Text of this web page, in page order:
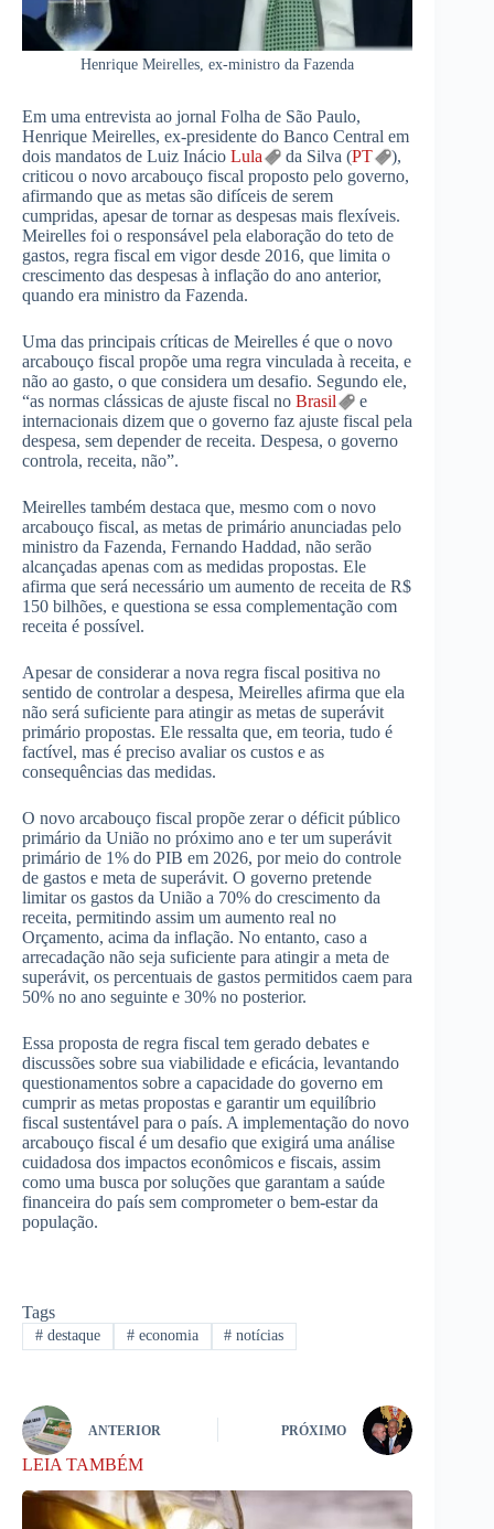
Henrique Meirelles, ex-ministro da Fazenda
Em uma entrevista ao jornal Folha de São Paulo,
Henrique Meirelles, ex-presidente do Banco Central em
dois mandatos de Luiz Inácio Lula da Silva (PT
),
criticou o novo arcabouço fiscal proposto pelo governo,
afirmando que as metas são difíceis de serem
cumpridas, apesar de tornar as despesas mais flexíveis.
Meirelles foi o responsável pela elaboração do teto de
gastos, regra fiscal em vigor desde 2016, que limita o
crescimento das despesas à inflação do ano anterior,
quando era ministro da Fazenda.
Uma das principais críticas de Meirelles é que o novo
arcabouço fiscal propõe uma regra vinculada à receita, e
não ao gasto, o que considera um desafio. Segundo ele,
“as normas clássicas de ajuste fiscal no Brasil
e
internacionais dizem que o governo faz ajuste fiscal pela
despesa, sem depender de receita. Despesa, o governo
controla, receita, não”.
Meirelles também destaca que, mesmo com o novo
arcabouço fiscal, as metas de primário anunciadas pelo
ministro da Fazenda, Fernando Haddad, não serão
alcançadas apenas com as medidas propostas. Ele
afirma que será necessário um aumento de receita de R$
150 bilhões, e questiona se essa complementação com
receita é possível.
Apesar de considerar a nova regra fiscal positiva no
sentido de controlar a despesa, Meirelles afirma que ela
não será suficiente para atingir as metas de superávit
primário propostas. Ele ressalta que, em teoria, tudo é
factível, mas é preciso avaliar os custos e as
consequências das medidas.
O novo arcabouço fiscal propõe zerar o déficit público
primário da União no próximo ano e ter um superávit
primário de 1% do PIB em 2026, por meio do controle
de gastos e meta de superávit. O governo pretende
limitar os gastos da União a 70% do crescimento da
receita, permitindo assim um aumento real no
Orçamento, acima da inflação. No entanto, caso a
arrecadação não seja suficiente para atingir a meta de
superávit, os percentuais de gastos permitidos caem para
50% no ano seguinte e 30% no posterior.
Essa proposta de regra fiscal tem gerado debates e
discussões sobre sua viabilidade e eficácia, levantando
questionamentos sobre a capacidade do governo em
cumprir as metas propostas e garantir um equilíbrio
fiscal sustentável para o país. A implementação do novo
arcabouço fiscal é um desafio que exigirá uma análise
cuidadosa dos impactos econômicos e fiscais, assim
como uma busca por soluções que garantam a saúde
financeira do país sem comprometer o bem-estar da
população.
Tags
#destaque #economia # notícias
ANTERIOR PRÓXIMO
LEIA TAMBÉM